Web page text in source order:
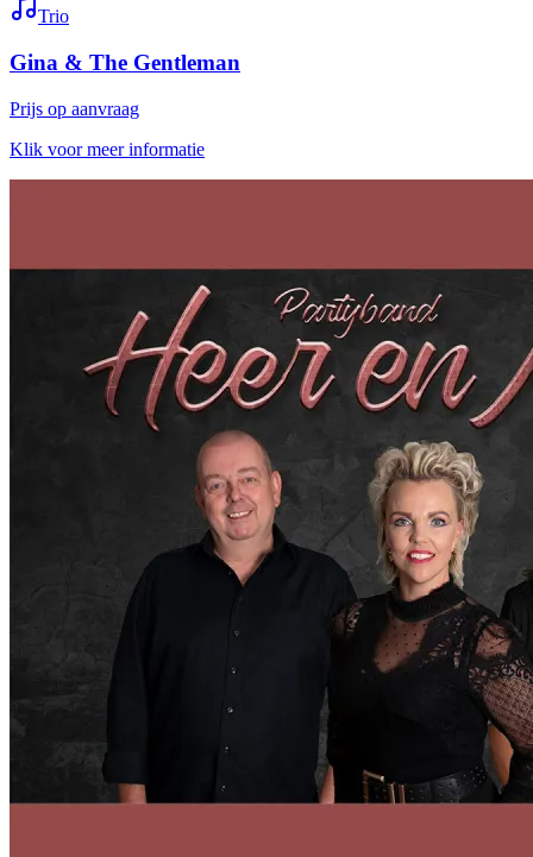
Trio
Gina & The Gentleman
Prijs op aanvraag
Klik voor meer informatie